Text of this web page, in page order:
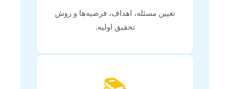
تعیین مسئله، اهداف، فرضیه‌ها و روش
تحقیق اولیه.